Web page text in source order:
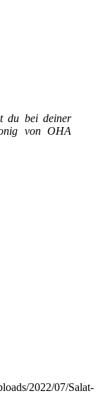
du bei deiner
von OHA
2022/07/Salat-